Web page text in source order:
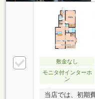
敷金なし
モニタ付インターホ
ン
当店では、初期